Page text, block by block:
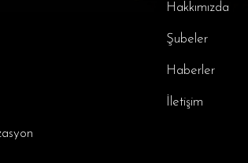
Hakkımızda
Şubeler
Haberler
İletişim